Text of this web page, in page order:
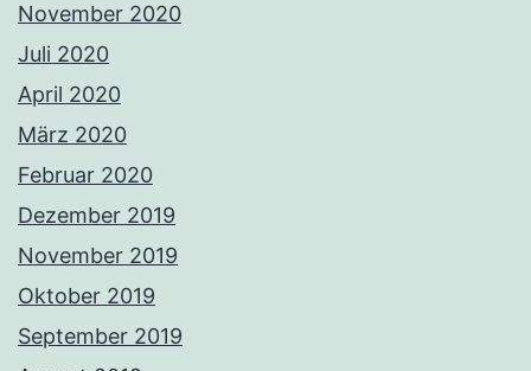
November 2020
Juli 2020
April 2020
März 2020
Februar 2020
Dezember 2019
November 2019
Oktober 2019
September 2019